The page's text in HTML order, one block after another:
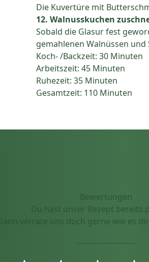
Die Kuvertüre mit
12. Walnusskuchen
Sobald die Glasur fest
gemahlenen Walnüssen
Koch- /Backzeit: 30 Minuten
Arbeitszeit: 45 Minuten
Ruhezeit: 35 Minuten
Gesamtzeit: 110 Minuten
Bewertungen
Du hast unser Rezept bereits
Dann verrate uns doch gerne wie es